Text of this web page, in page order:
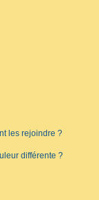
les rejoindre ?
différente ?